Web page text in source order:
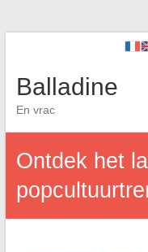
Balladine
En vrac
Ontdek het